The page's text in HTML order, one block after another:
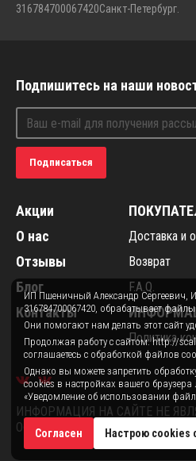
316784700067420Санкт-Петербург.
Подпишитесь на наши
Подписаться
Акции
О нас
Отзывы
Блог
Контакты
Доставка и
Возврат
F.A.Q.
Политика
ИНФОРМАЦИЯ НА САЙТЕ НЕ
ОФЕРТОЙ.
ИП Пшеничный Александр Сергеевич,
316784700067420, обрабатывает
Они помогают нам делать этот сайт
Продолжая работу с сайтом: http://
соглашаетесь с обработкой файлов
Однако вы можете запретить
cookies в настройках вашего браузера
«Уведомление об использовании
Согласен Настрою cookies